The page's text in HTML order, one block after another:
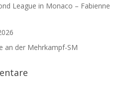
League in Monaco – Fabienne
an der Mehrkampf-SM